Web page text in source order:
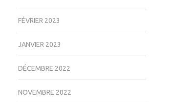
FÉVRIER 2023
JANVIER 2023
DÉCEMBRE 2022
NOVEMBRE 2022